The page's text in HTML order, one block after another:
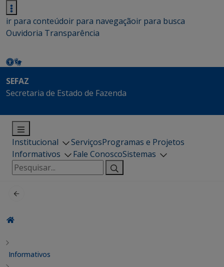
ir para conteúdoir para navegaçãoir para busca
Ouvidoria Transparência
SEFAZ
Secretaria de Estado de Fazenda
Institucional ServiçosProgramas e Projetos
Informativos
Fale ConoscoSistemas
Pesquisar
por:
Informativos